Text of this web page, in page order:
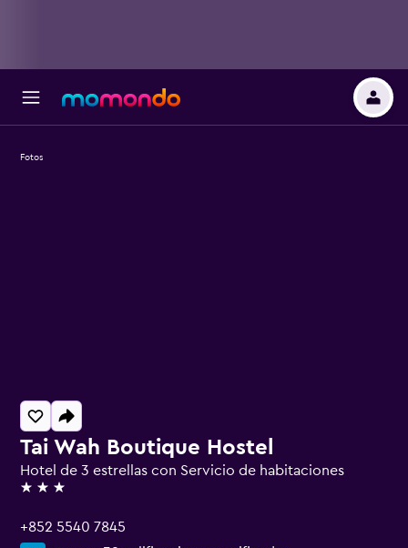
Tai Wah Boutique Hostel
Hotel de 3 estrellas con Servicio de habitaciones
3 estrellas
+852 5540 7845
Fotos